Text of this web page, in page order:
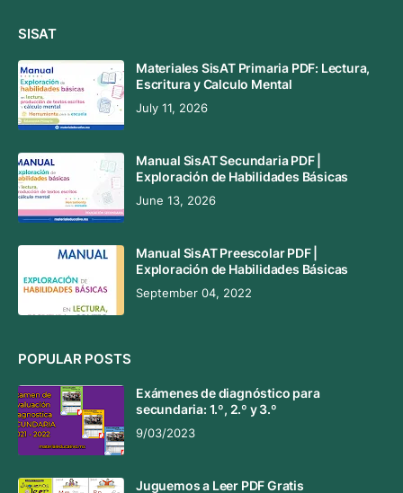
SISAT
Materiales SisAT Primaria PDF: Lectura,
Escritura y Calculo Mental
July 11, 2026
Manual SisAT Secundaria PDF |
Exploración de Habilidades Básicas
June 13, 2026
Manual SisAT Preescolar PDF |
Exploración de Habilidades Básicas
September 04, 2022
POPULAR POSTS
Exámenes de diagnóstico para
secundaria: 1.º, 2.º y 3.º
9/03/2023
Juguemos a Leer PDF Gratis